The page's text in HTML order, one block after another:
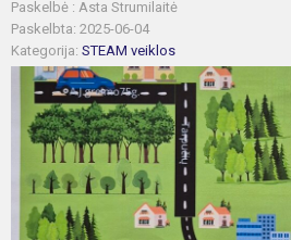
Paskelbė : Asta Strumilaitė
Paskelbta: 2025-06-04
Kategorija: STEAM veiklos